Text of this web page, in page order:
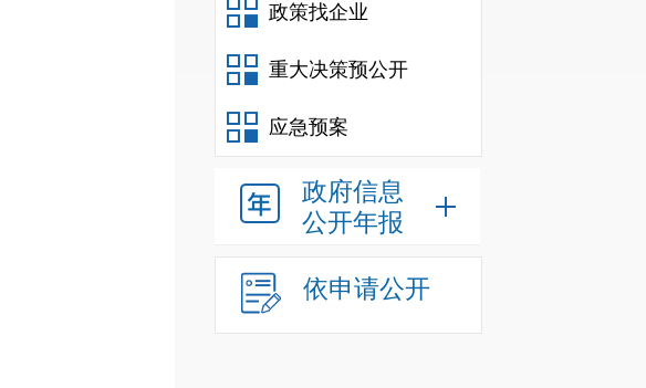
政策找企业
重大决策预公开
应急预案
政府信息
公开年报
依申请公开